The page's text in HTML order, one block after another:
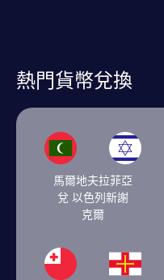
熱門貨幣兌換
馬爾地夫拉菲亞
兌 以色列新謝
克爾